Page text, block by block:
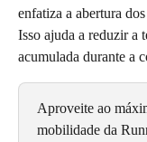
enfatiza a abertura
Isso ajuda a reduzir a
acumulada durante a
Aproveite ao
mobilidade da